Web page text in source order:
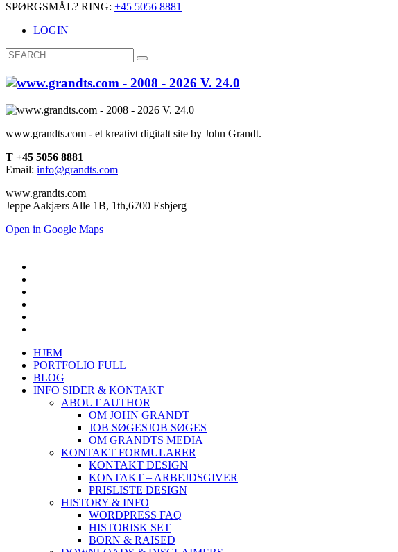
SPØRGSMÅL? RING: +45 5056 8881
LOGIN
www.grandts.com - et kreativt digitalt site by John Grandt.
T +45 5056 8881
Email: info@grandts.com
www.grandts.com
Jeppe Aakjærs Alle 1B, 1th,6700 Esbjerg
Open in Google Maps
HJEM
PORTFOLIO FULL
BLOG
INFO SIDER & KONTAKT
ABOUT AUTHOR
OM JOHN GRANDT
JOB SØGESJOB SØGES
OM GRANDTS MEDIA
KONTAKT FORMULARER
KONTAKT DESIGN
KONTAKT – ARBEJDSGIVER
PRISLISTE DESIGN
HISTORY & INFO
WORDPRESS FAQ
HISTORISK SET
BORN & RAISED